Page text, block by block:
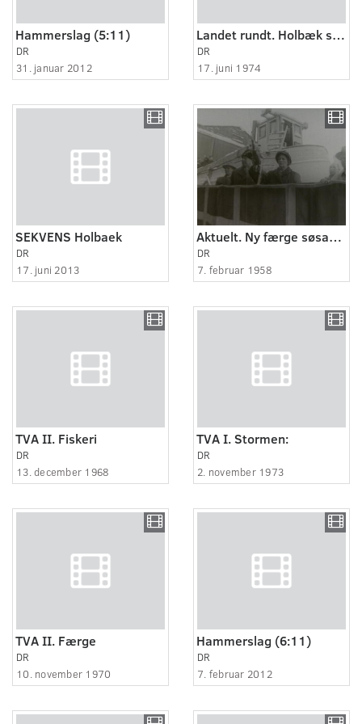
Hammerslag (5:11)
DR
31. januar 2012
Landet rundt. Holbæk sejlklub Korte glimt: Shot:
DR
17. juni 1974
SEKVENS Holbaek
DR
17. juni 2013
Aktuelt. Ny færge søsat i Holbæk.
DR
7. februar 1958
TVA II. Fiskeri
DR
13. december 1968
TVA I. Stormen:
DR
2. november 1973
TVA II. Færge
DR
10. november 1970
Hammerslag (6:11)
DR
7. februar 2012